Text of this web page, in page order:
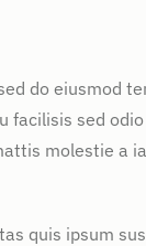
do eiusmod
sed
molestie a
quis ipsum